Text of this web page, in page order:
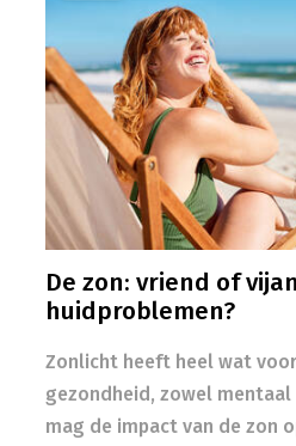
De zon: vriend of
huidproblemen?
Zonlicht heeft heel wat
gezondheid, zowel mentaal
mag de impact van de zon